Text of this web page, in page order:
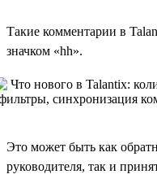
Такие комментарии в
значком «hh».
Это может быть как
руководителя, так и